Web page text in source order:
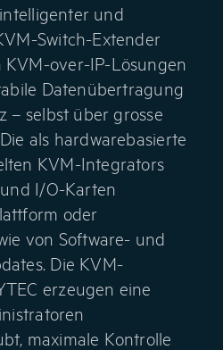
und
Switch-Extender
over-IP-Lösungen
Datenübertragung
– selbst über grosse
als hardwarebasierte
KVM-Integrators
I/O-Karten
oder
von Software- und
Die KVM-
erzeugen eine
maximale Kontrolle